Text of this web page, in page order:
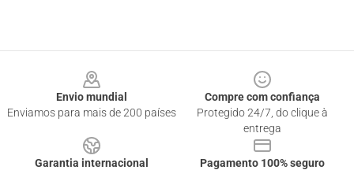
Envio mundial
Enviamos para mais de 200 países
Compre com confiança
Protegido 24/7, do clique à
entrega
Garantia internacional
Pagamento 100% seguro